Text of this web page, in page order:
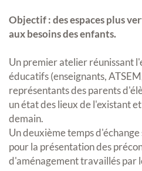
Objectif : des espaces plus
aux besoins des enfants.
Un premier atelier réunissant
éducatifs (enseignants,
représentants des parents
un état des lieux de l'existant
demain.
Un deuxième temps
pour la présentation des
d'aménagement travaillés par